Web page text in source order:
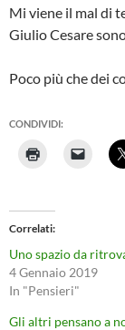
Mi viene il mal di
Giulio Cesare
Poco più che dei
CONDIVIDI:
Correlati
Uno spazio da
4 Gennaio 2019
In "Pensieri"
Gli altri pensano a